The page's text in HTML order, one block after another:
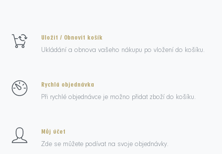
Uložit / Obnovit košík
Ukládání a obnova vašeho nákupu po vložení do košíku.
Rychlá objednávka
Při rychlé objednávce je možno přidat zboží do košíku.
Můj účet
Zde se můžete podívat na svoje objednávky.